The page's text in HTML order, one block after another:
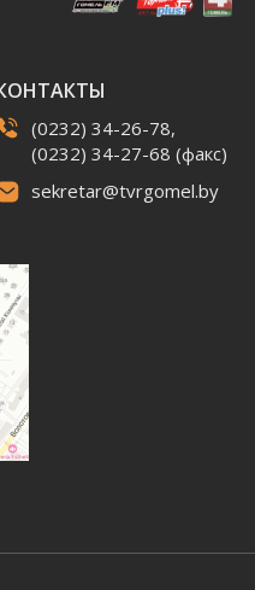
(0232) 34-26-78,
(0232) 34-27-68 (факс)
sekretar@tvrgomel.by